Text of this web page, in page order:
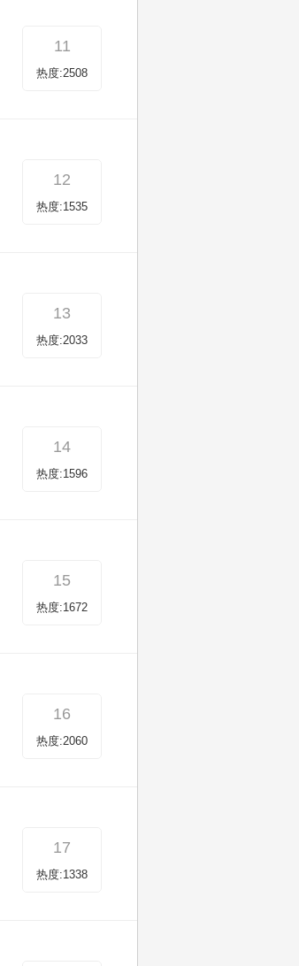
11
热度:2508
12
热度:1535
13
热度:2033
14
热度:1596
15
热度:1672
16
热度:2060
17
热度:1338